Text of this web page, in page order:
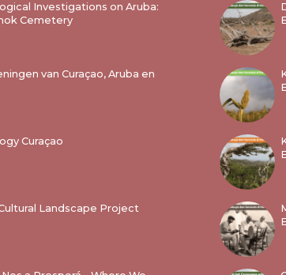
Investigations on Aruba:
Cemetery
van Curaçao, Aruba en
Curaçao
Landscape Project